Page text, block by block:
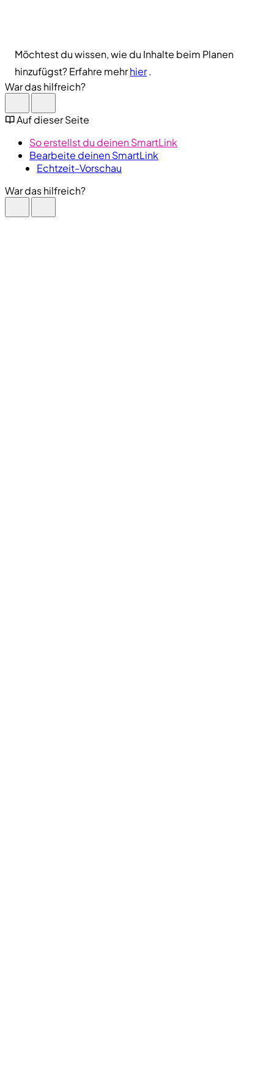
Möchtest du wissen, wie du Inhalte beim Planen
hinzufügst? Erfahre mehrhier.
War das hilfreich?
Auf dieser Seite
So erstellst du deinen SmartLink
Bearbeite deinen SmartLink
Echtzeit-Vorschau
War das hilfreich?